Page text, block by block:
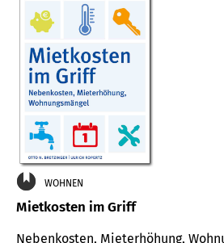
WOHNEN
Mietkosten im Griff
Nebenkosten, Mieterhöhung,